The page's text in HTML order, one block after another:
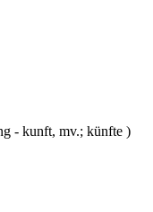
- kunft, mv.; künfte )